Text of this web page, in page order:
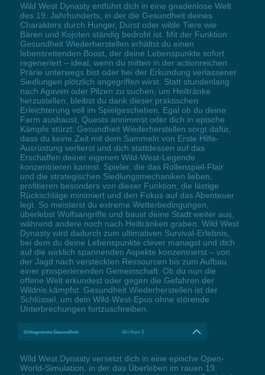
Wild West Dynasty entführt dich in eine gnadenlose Welt
des 19. Jahrhunderts, in der die Gesundheit deines
Charakters durch Hunger, Durst oder wilde Tiere wie
Bären und Kojoten ständig bedroht ist. Mit der Funktion
Gesundheit Wiederherstellen erhältst du einen
lebensrettenden Boost, der deine Lebenspunkte sofort
regeneriert – ideal, wenn du mitten in der actionreichen
Prärie unterwegs bist oder bei der Erkundung verlassener
Siedlungen plötzlich angegriffen wirst. Statt stundenlang
nach Agaven oder Pilzen zu suchen, um Heiltränke
herzustellen, bleibst du dank dieser praktischen
Erleichterung voll im Spielgeschehen. Egal ob du deine
Farm ausbaust, Quests annimmst oder dich in epische
Kämpfe stürzt: Gesundheit Wiederherstellen sorgt dafür,
dass du keine Zeit mit dem Sammeln von Erste Hilfe-
Ausrüstung verlierst und dich stattdessen auf das
Erschaffen deiner eigenen Wild-West-Legende
konzentrieren kannst. Spieler, die das Rollenspiel-Flair
und die strategischen Siedlungsmechaniken lieben,
profitieren besonders von dieser Funktion, die lästige
Rückschläge minimiert und den Fokus auf das Abenteuer
legt. So meisterst du extreme Wetterbedingungen,
überlebst Wolfsangriffe und baust deine Stadt weiter aus,
während andere noch nach Heiltränken graben. Wild West
Dynasty wird dadurch zum ultimativen Survival-Erlebnis,
bei dem du deine Lebenspunkte clever managst und dich
auf die wirklich spannenden Aspekte konzentrierst – von
der Jagd nach versteckten Ressourcen bis zum Aufbau
einer prosperierenden Gemeinschaft. Ob du nun die
offene Welt erkundest oder gegen die Gefahren der
Wildnis kämpfst: Gesundheit Wiederherstellen ist der
Schlüssel, um dein Wild-West-Epos ohne störende
Unterbrechungen fortzuschreiben.
Unbegrenzte Gesundheit Alt+Num 2
Wild West Dynasty versetzt dich in eine epische Open-
World-Simulation, in der das Überleben im rauen 19.